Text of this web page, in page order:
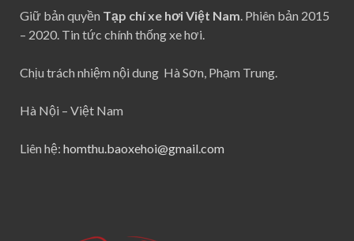
Giữ bản quyền Tạp chí xe hơi Việt Nam. Phiên bản 2015
– 2020. Tin tức chính thống xe hơi.
Chịu trách nhiệm nội dung Hà Sơn, Phạm Trung.
Hà Nội – Việt Nam
Liên hệ: homthu.baoxehoi@gmail.com